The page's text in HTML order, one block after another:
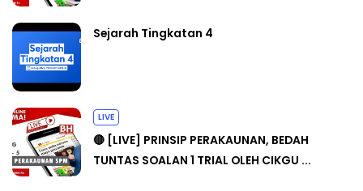
Sejarah Tingkatan 4
LIVE
🔴 [LIVE] PRINSIP PERAKAUNAN, BEDAH
TUNTAS SOALAN 1 TRIAL OLEH CIKGU ...